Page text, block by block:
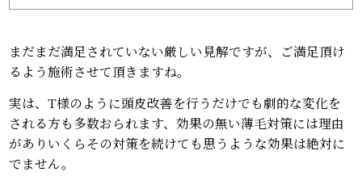
まだまだ満足されていない厳しい見解ですが、ご満足頂け
るよう施術させて頂きますね。
実は、T様のように頭皮改善を行うだけでも劇的な変化を
される方も多数おられます、効果の無い薄毛対策には理由
がありいくらその対策を続けても思うような効果は絶対に
でません。